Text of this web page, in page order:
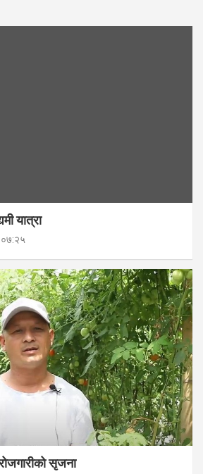
यात्रा
सृजना